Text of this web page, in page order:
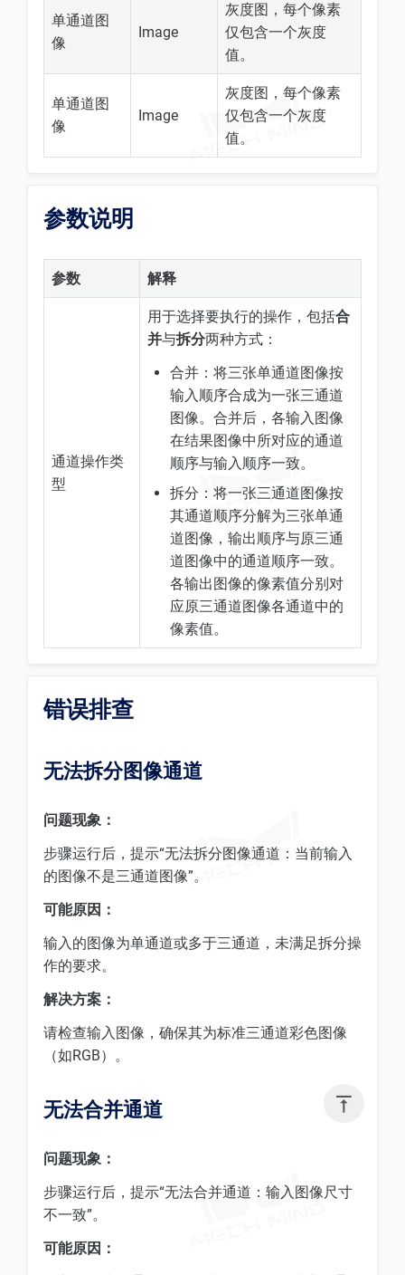

单通道图
像
Image
灰度图，每个像素
仅包含一个灰度
值。
单通道图
像
Image
灰度图，每个像素
仅包含一个灰度
值。
参数说明
参数 解释
通道操作类
型
用于选择要执行的操作，包括合
并与拆分两种方式：
合并：将三张单通道图像按
输入顺序合成为一张三通道
图像。合并后，各输入图像
在结果图像中所对应的通道
顺序与输入顺序一致。
拆分：将一张三通道图像按
其通道顺序分解为三张单通
道图像，输出顺序与原三通
道图像中的通道顺序一致。
各输出图像的像素值分别对
应原三通道图像各通道中的
像素值。
错误排查
无法拆分图像通道
问题现象：
步骤运行后，提示“无法拆分图像通道：当前输入
的图像不是三通道图像”。
可能原因：
输入的图像为单通道或多于三通道，未满足拆分操
作的要求。
解决方案：
请检查输入图像，确保其为标准三通道彩色图像
（如RGB）。
无法合并通道
问题现象：
步骤运行后，提示“无法合并通道：输入图像尺寸
不一致”。
可能原因：